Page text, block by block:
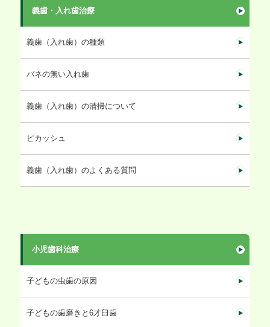
義歯・入れ歯治療
義歯（入れ歯）の種類
バネの無い入れ歯
義歯（入れ歯）の清掃について
ピカッシュ
義歯（入れ歯）のよくある質問
小児歯科治療
子どもの虫歯の原因
子どもの歯磨きと6才臼歯